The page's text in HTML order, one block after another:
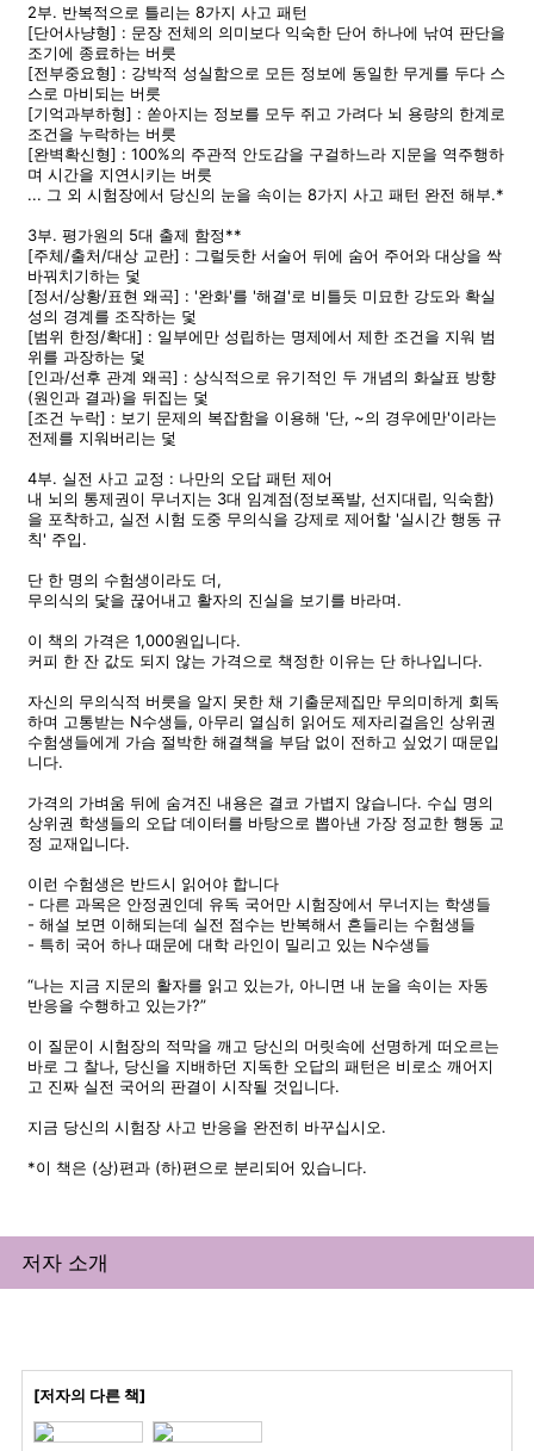
2부. 반복적으로 틀리는 8가지 사고 패턴
[단어사냥형] : 문장 전체의 의미보다 익숙한 단어 하나에 낚여 판단을
조기에 종료하는 버릇
[전부중요형] : 강박적 성실함으로 모든 정보에 동일한 무게를 두다 스
스로 마비되는 버릇
[기억과부하형] : 쏟아지는 정보를 모두 쥐고 가려다 뇌 용량의 한계로
조건을 누락하는 버릇
[완벽확신형] : 100%의 주관적 안도감을 구걸하느라 지문을 역주행하
며 시간을 지연시키는 버릇
... 그 외 시험장에서 당신의 눈을 속이는 8가지 사고 패턴 완전 해부.*
3부. 평가원의 5대 출제 함정**
[주체/출처/대상 교란] : 그럴듯한 서술어 뒤에 숨어 주어와 대상을 싹
바꿔치기하는 덫
[정서/상황/표현 왜곡] : '완화'를 '해결'로 비틀듯 미묘한 강도와 확실
성의 경계를 조작하는 덫
[범위 한정/확대] : 일부에만 성립하는 명제에서 제한 조건을 지워 범
위를 과장하는 덫
[인과/선후 관계 왜곡] : 상식적으로 유기적인 두 개념의 화살표 방향
(원인과 결과)을 뒤집는 덫
[조건 누락] : 보기 문제의 복잡함을 이용해 '단, ~의 경우에만'이라는
전제를 지워버리는 덫
4부. 실전 사고 교정 : 나만의 오답 패턴 제어
내 뇌의 통제권이 무너지는 3대 임계점(정보폭발, 선지대립, 익숙함)
을 포착하고, 실전 시험 도중 무의식을 강제로 제어할 '실시간 행동 규
칙' 주입.
단 한 명의 수험생이라도 더,
무의식의 닻을 끊어내고 활자의 진실을 보기를 바라며.
이 책의 가격은 1,000원입니다.
커피 한 잔 값도 되지 않는 가격으로 책정한 이유는 단 하나입니다.
자신의 무의식적 버릇을 알지 못한 채 기출문제집만 무의미하게 회독
하며 고통받는 N수생들, 아무리 열심히 읽어도 제자리걸음인 상위권
수험생들에게 가슴 절박한 해결책을 부담 없이 전하고 싶었기 때문입
니다.
가격의 가벼움 뒤에 숨겨진 내용은 결코 가볍지 않습니다. 수십 명의
상위권 학생들의 오답 데이터를 바탕으로 뽑아낸 가장 정교한 행동 교
정 교재입니다.
이런 수험생은 반드시 읽어야 합니다
- 다른 과목은 안정권인데 유독 국어만 시험장에서 무너지는 학생들
- 해설 보면 이해되는데 실전 점수는 반복해서 흔들리는 수험생들
- 특히 국어 하나 때문에 대학 라인이 밀리고 있는 N수생들
“나는 지금 지문의 활자를 읽고 있는가, 아니면 내 눈을 속이는 자동
반응을 수행하고 있는가?”
이 질문이 시험장의 적막을 깨고 당신의 머릿속에 선명하게 떠오르는
바로 그 찰나, 당신을 지배하던 지독한 오답의 패턴은 비로소 깨어지
고 진짜 실전 국어의 판결이 시작될 것입니다.
지금 당신의 시험장 사고 반응을 완전히 바꾸십시오.
*이 책은 (상)편과 (하)편으로 분리되어 있습니다.
저자 소개
[저자의 다른 책]